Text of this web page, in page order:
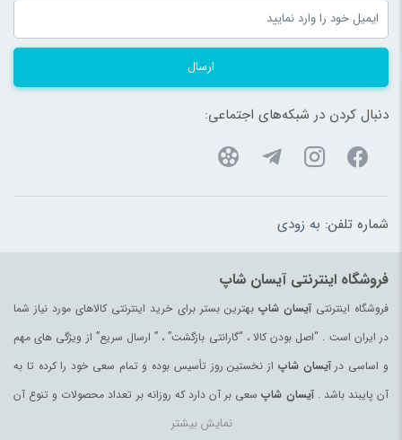
ارسال
دنبال کردن در شبکه‌های اجتماعی:
شماره تلفن: به زودی
فروشگاه اینترنتی آیسان شاپ
فروشگاه اینترنتیآیسان شاپبهترین بستر برای خرید اینترنتی کالاهای مورد نیاز شما
در ایران است . “اصل بودن کالا ، “گارانتی بازگشت” ، ” ارسال سریع” از ویژگی های مهم
و اساسی درآیسان شاپ از نخستین روز تأسیس بوده و تمام سعی خود را کرده تا به
آن پایبند باشد .آیسان شاپ سعی بر آن دارد که روزانه بر تعداد محصولات و تنوع آن
بیفزاید تا بتواند نیاز همه ی افراد با هر نوع سلیقه را در خرید محصولات اینترنتی مرتفع
نمایش بیشتر